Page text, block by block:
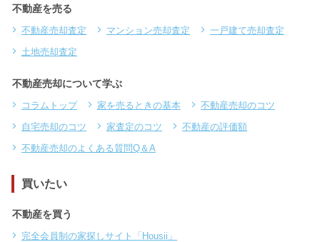
不動産を売る
不動産売却査定 マンション売却査定
一戸建て売却査定
土地売却査定
不動産売却について学ぶ
コラムトップ 家を売るときの基本
不動産売却のコツ
自宅売却のコツ
家査定のコツ
不動産の評価額
不動産売却のよくある質問Q＆A
買いたい
不動産を買う
完全会員制の家探しサイト「Housii」